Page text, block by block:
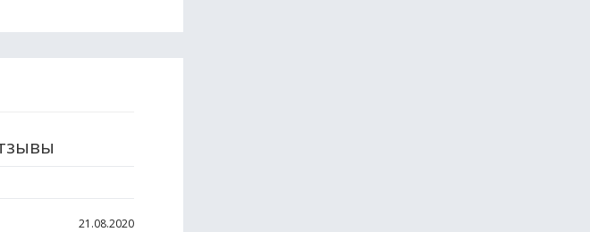
21.08.2020